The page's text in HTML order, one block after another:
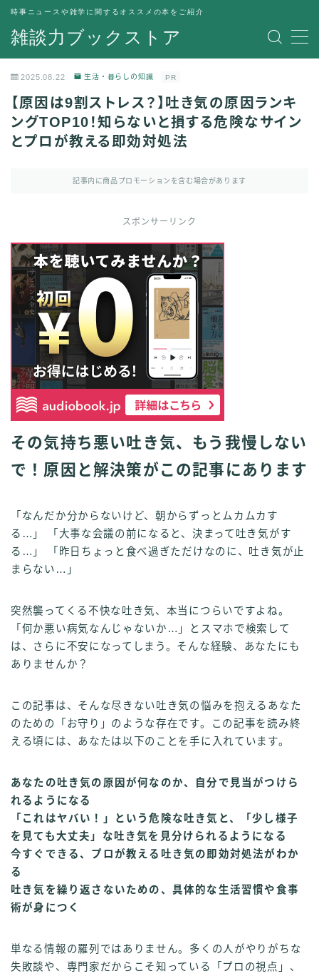
雑談力ブックストア
時事ニュースや雑学に関するオススメの本をご紹介
MENU
運営者情報
2025.08.22 生活・暮らしの知識 PR
【原因は9割ストレス？】吐き気の原因ランキ
ングTOP10！知らないと損する危険なサイン
とプロが教える即効対処法
記事内に商品プロモーションを含む場合があります
スポンサーリンク
その気持ち悪い吐き気、もう我慢しない
で！原因と解決策がこの記事にあります
「なんだか分からないけど、朝からずっとムカムカす
る…」 「大事な会議の前になると、決まって吐き気がす
る…」 「昨日ちょっと食べ過ぎただけなのに、吐き気が止
まらない…」
突然襲ってくる不快な吐き気、本当につらいですよね。
「何か悪い病気なんじゃないか…」とスマホで検索して
は、さらに不安になってしまう。そんな経験、あなたにも
ありませんか？
この記事は、そんな尽きない吐き気の悩みを抱えるあなた
のための「お守り」のような存在です。この記事を読み終
える頃には、あなたは以下のことを手に入れています。
あなたの吐き気の原因が何なのか、自分で見当がつけら
れるようになる
「これはヤバい！」という危険な吐き気と、「少し様子
を見ても大丈夫」な吐き気を見分けられるようになる
今すぐできる、プロが教える吐き気の即効対処法がわか
る
吐き気を繰り返さないための、具体的な生活習慣や食事
術が身につく
単なる情報の羅列ではありません。多くの人がやりがちな
失敗談や、専門家だからこそ知っている「プロの視点」、